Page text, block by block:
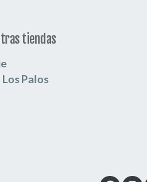
tiendas
Palos